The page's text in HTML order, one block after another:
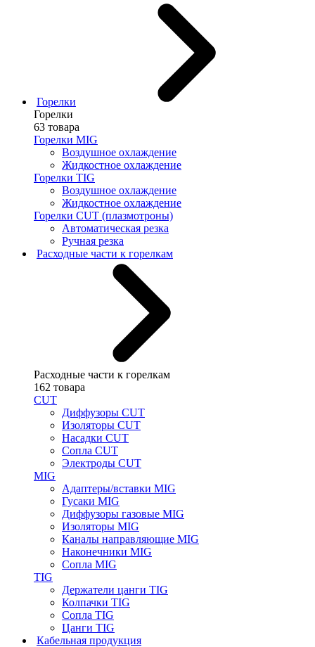
Горелки
Горелки
63 товара
Горелки MIG
Воздушное охлаждение
Жидкостное охлаждение
Горелки TIG
Воздушное охлаждение
Жидкостное охлаждение
Горелки CUT (плазмотроны)
Автоматическая резка
Ручная резка
Расходные части к горелкам
Расходные части к горелкам
162 товара
CUT
Диффузоры CUT
Изоляторы CUT
Насадки CUT
Сопла CUT
Электроды CUT
MIG
Адаптеры/вставки MIG
Гусаки MIG
Диффузоры газовые MIG
Изоляторы MIG
Каналы направляющие MIG
Наконечники MIG
Сопла MIG
TIG
Держатели цанги TIG
Колпачки TIG
Сопла TIG
Цанги TIG
Кабельная продукция